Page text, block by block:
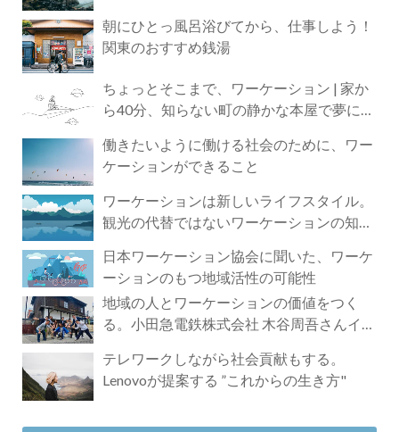
朝にひとっ風呂浴びてから、仕事しよう！
関東のおすすめ銭湯
ちょっとそこまで、ワーケーション | 家か
ら40分、知らない町の静かな本屋で夢に近
働きたいように働ける社会のために、ワー
ケーションができること
ワーケーションは新しいライフスタイル。
観光の代替ではないワーケーションの知ら
日本ワーケーション協会に聞いた、ワーケ
ーションのもつ地域活性の可能性
地域の人とワーケーションの価値をつく
る。小田急電鉄株式会社 木谷周吾さんイン
テレワークしながら社会貢献もする。
Lenovoが提案する ”これからの生き方"